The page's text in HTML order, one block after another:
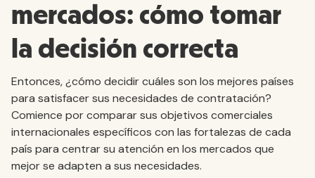
mercados: cómo tomar
la decisión correcta
Entonces, ¿cómo decidir cuáles son los mejores países
para satisfacer sus necesidades de contratación?
Comience por comparar sus objetivos comerciales
internacionales específicos con las fortalezas de cada
país para centrar su atención en los mercados que
mejor se adapten a sus necesidades.